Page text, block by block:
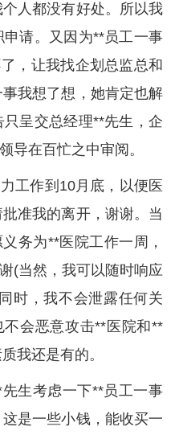
人都没有好处。所以我
请。又因为**员工一事
，让我找企划总监总和
我想了想，她肯定也解
呈交总经理**先生，企
导在百忙之中审阅。
工作到10月底，以便医
准我的离开，谢谢。当
务为**医院工作一周，
(当然，我可以随时响应
时，我不会泄露任何关
会恶意攻击**医院和**
我还是有的。
生考虑一下**员工一事
是一些小钱，能收买一